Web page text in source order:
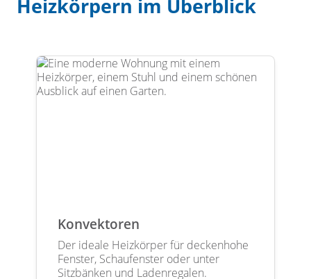
Heizkörpern im Überblick
Konvektoren
Der ideale Heizkörper für deckenhohe
Fenster, Schaufenster oder unter
Sitzbänken und Ladenregalen.